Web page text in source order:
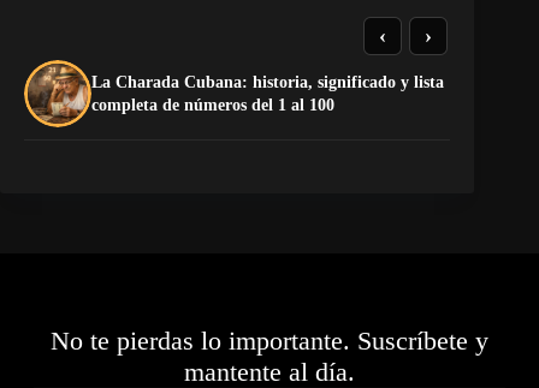
La Charada Cubana: historia, significado y lista
completa de números del 1 al 100
‹ ›
No te pierdas lo importante. Suscríbete y
mantente al día.